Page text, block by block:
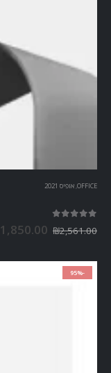
OFFICE
, אופיס 2021
₪2,561.00
1,850.00
-95%